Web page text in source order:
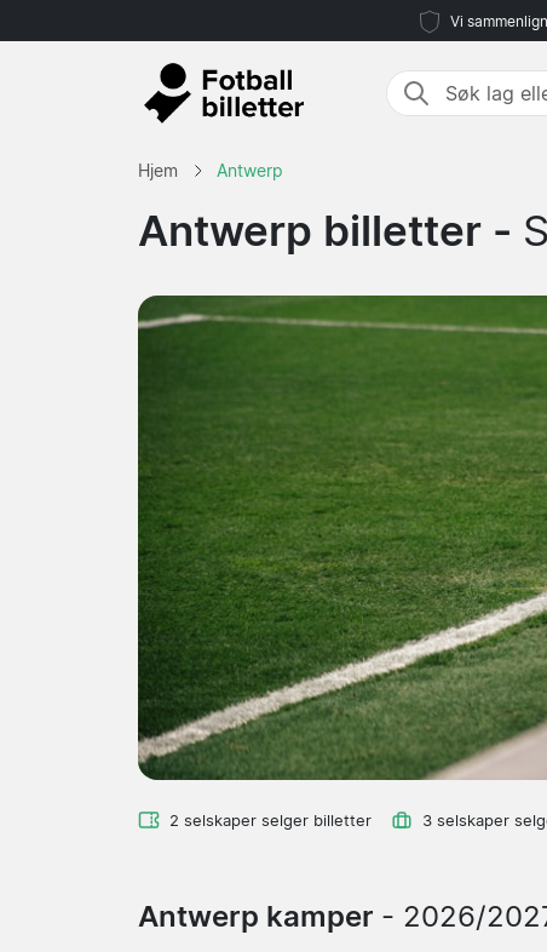
Vi
Hjem Antwerp
Antwerp billetter -
2 selskaper selger billetter 3 selskaper
Antwerp kamper - 2026/